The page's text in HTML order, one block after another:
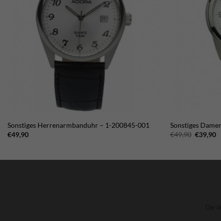
Sonstiges Herrenarmbanduhr – 1-200845-001
€49,90
Sonstiges
€49,90
Preis
€39,90